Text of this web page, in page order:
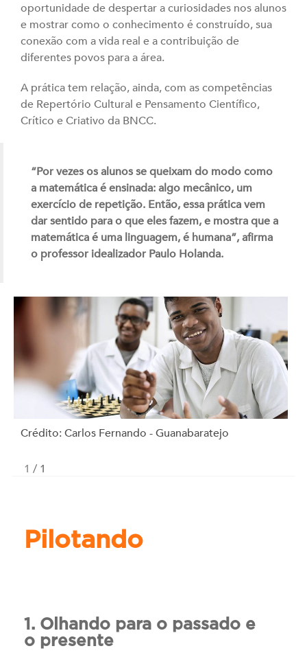
oportunidade de despertar a curiosidades nos alunos
e mostrar como o conhecimento é construído, sua
conexão com a vida real e a contribuição de
diferentes povos para a área.
A prática tem relação, ainda, com as competências
de Repertório Cultural e Pensamento Científico,
Crítico e Criativo da BNCC.
“Por vezes os alunos se queixam do modo como
a matemática é ensinada: algo mecânico, um
exercício de repetição. Então, essa prática vem
dar sentido para o que eles fazem, e mostra que a
matemática é uma linguagem, é humana”, afirma
o professor idealizador Paulo Holanda.
Crédito: Carlos Fernando - Guanabaratejo
1 / 1
Pilotando
1. Olhando para o passado e
o presente